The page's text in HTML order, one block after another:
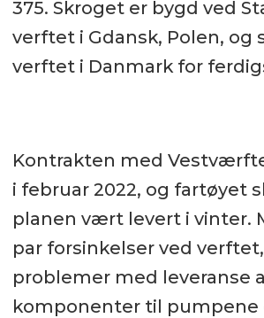
375. Skroget er bygd ved
verftet i Gdansk, Polen, og
verftet i Danmark for
Kontrakten med
i februar 2022, og fartøyet
planen vært levert i vinter.
par forsinkelser ved
problemer med leveranse
komponenter til pumpene